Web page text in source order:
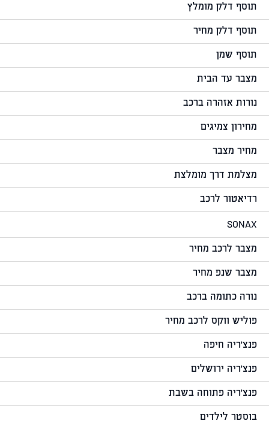
תוסף דלק מומלץ
תוסף דלק מחיר
תוסף שמן
מצבר עד הבית
נורות אזהרה ברכב
מחירון צמיגים
מחיר מצבר
מצלמת דרך מומלצת
רדיאטור לרכב
SONAX
מצבר לרכב מחיר
מצבר שנפ מחיר
נורה כתומה ברכב
פוליש ווקס לרכב מחיר
פנצ'ריה חיפה
פנצ'ריה ירושלים
פנצ'ריה פתוחה בשבת
בוסטר לילדים